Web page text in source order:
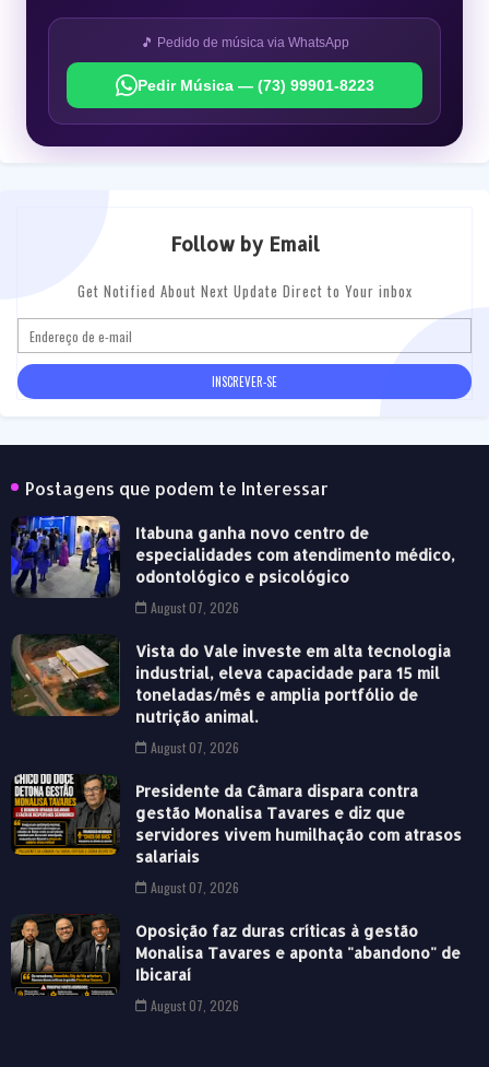
🎵 Pedido de música via WhatsApp
Pedir Música — (73) 99901-8223
Follow by Email
Get Notified About Next Update Direct to Your inbox
Postagens que podem te Interessar
Itabuna ganha novo centro de
especialidades com atendimento médico,
odontológico e psicológico
August 07, 2026
Vista do Vale investe em alta tecnologia
industrial, eleva capacidade para 15 mil
toneladas/mês e amplia portfólio de
nutrição animal.
August 07, 2026
Presidente da Câmara dispara contra
gestão Monalisa Tavares e diz que
servidores vivem humilhação com atrasos
salariais
August 07, 2026
Oposição faz duras críticas à gestão
Monalisa Tavares e aponta "abandono" de
Ibicaraí
August 07, 2026